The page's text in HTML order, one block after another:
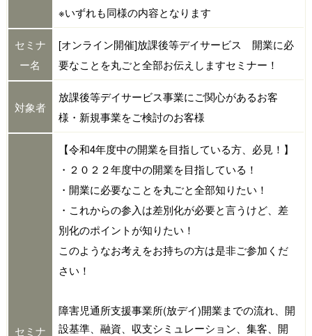
※いずれも同様の内容となります
セミナ
ー名
[オンライン開催]放課後等デイサービス 開業に必
要なことを丸ごと全部お伝えしますセミナー！
対象者
放課後等デイサービス事業にご関心があるお客
様・新規事業をご検討のお客様
セミナ
【令和4年度中の開業を目指している方、必見！】
・２０２２年度中の開業を目指している！
・開業に必要なことを丸ごと全部知りたい！
・これからの参入は差別化が必要と言うけど、差
別化のポイントが知りたい！
このようなお考えをお持ちの方は是非ご参加くだ
さい！
障害児通所支援事業所(放デイ)開業までの流れ、開
設基準、融資、収支シミュレーション、集客、開